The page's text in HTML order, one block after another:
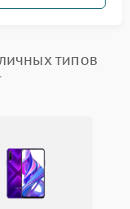
типов